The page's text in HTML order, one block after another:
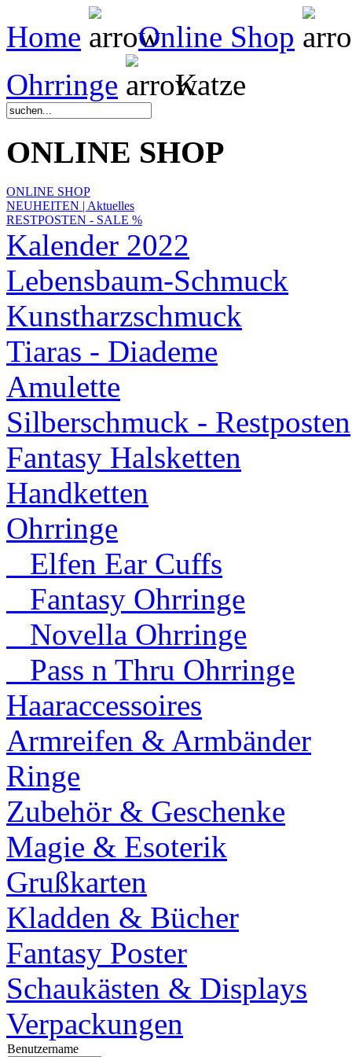
Home
Online Shop
Ohrringe
Katze
ONLINE SHOP
ONLINE SHOP
NEUHEITEN | Aktuelles
RESTPOSTEN - SALE %
Kalender 2022
Lebensbaum-Schmuck
Kunstharzschmuck
Tiaras - Diademe
Amulette
Silberschmuck - Restposten
Fantasy Halsketten
Handketten
Ohrringe
Elfen Ear Cuffs
Fantasy Ohrringe
Novella Ohrringe
Pass n Thru Ohrringe
Haaraccessoires
Armreifen & Armbänder
Ringe
Zubehör & Geschenke
Magie & Esoterik
Grußkarten
Kladden & Bücher
Fantasy Poster
Schaukästen & Displays
Verpackungen
Benutzername